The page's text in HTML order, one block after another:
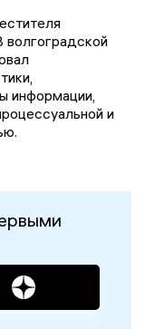
волгоградской
информации,
и